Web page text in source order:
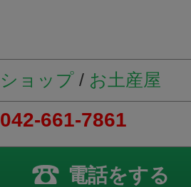
ショップ / お土産屋
042-661-7861
電話をする